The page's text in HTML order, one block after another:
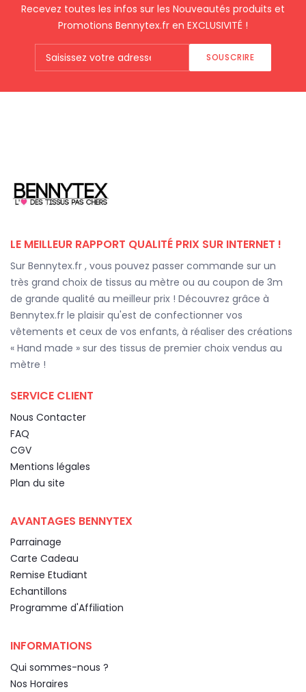
Recevez toutes les infos sur les Nouveautés produits et
Promotions Bennytex.fr en EXCLUSIVITÉ !
SOUSCRIRE
LE MEILLEUR RAPPORT QUALITÉ PRIX SUR INTERNET !
Sur Bennytex.fr , vous pouvez passer commande sur un
très grand choix de tissus au mètre ou au coupon de 3m
de grande qualité au meilleur prix ! Découvrez grâce à
Bennytex.fr le plaisir qu'est de confectionner vos
vêtements et ceux de vos enfants, à réaliser des créations
« Hand made » sur des tissus de premier choix vendus au
mètre !
SERVICE CLIENT
Nous Contacter
FAQ
CGV
Mentions légales
Plan du site
AVANTAGES BENNYTEX
Parrainage
Carte Cadeau
Remise Etudiant
Echantillons
Programme d'Affiliation
INFORMATIONS
Qui sommes-nous ?
Nos Horaires